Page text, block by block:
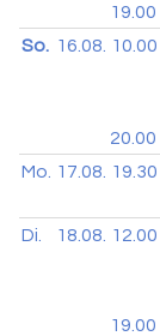
19.00
So. 16.08. 10.00
20.00
Mo.
17.08. 19.30
Di.
18.08. 12.00
19.00